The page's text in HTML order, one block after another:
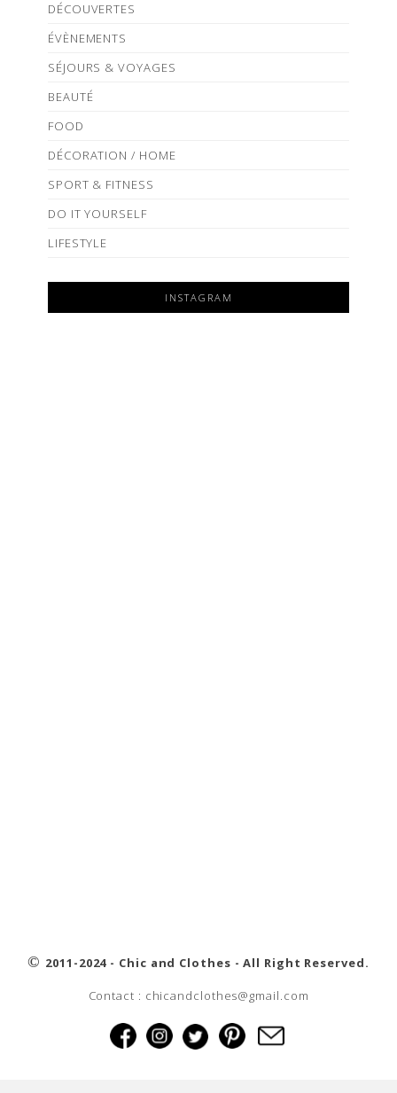
DÉCOUVERTES
ÉVÈNEMENTS
SÉJOURS & VOYAGES
BEAUTÉ
FOOD
DÉCORATION / HOME
SPORT & FITNESS
DO IT YOURSELF
LIFESTYLE
INSTAGRAM
© 2011-2024 - Chic and Clothes - All Right Reserved.
Contact : chicandclothes@gmail.com